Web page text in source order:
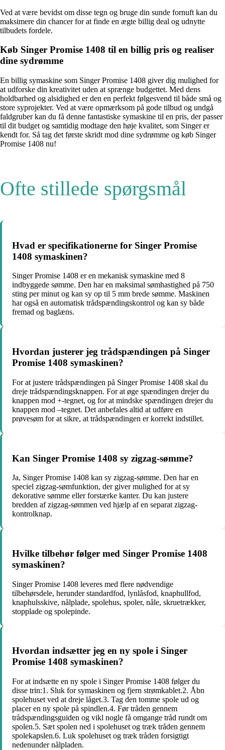
Ved at være bevidst om disse tegn og bruge din sunde fornuft kan du
maksimere din chancer for at finde en ægte billig deal og udnytte
tilbudets fordele.
Køb Singer Promise 1408 til en billig pris og realiser
dine sydrømme
En billig symaskine som Singer Promise 1408 giver dig mulighed for
at udforske din kreativitet uden at sprænge budgettet. Med dens
holdbarhed og alsidighed er den en perfekt følgesvend til både små og
store syprojekter. Ved at være opmærksom på gode tilbud og undgå
faldgruber kan du få denne fantastiske symaskine til en pris, der passer
til dit budget og samtidig modtage den høje kvalitet, som Singer er
kendt for. Så tag det første skridt mod dine sydrømme og køb Singer
Promise 1408 nu!
Ofte stillede spørgsmål
Hvad er specifikationerne for Singer Promise
1408 symaskinen?
Singer Promise 1408 er en mekanisk symaskine med 8
indbyggede sømme. Den har en maksimal sømhastighed på 750
sting per minut og kan sy op til 5 mm brede sømme. Maskinen
har også en automatisk trådspændingskontrol og kan sy både
fremad og baglæns.
Hvordan justerer jeg trådspændingen på Singer
Promise 1408 symaskinen?
For at justere trådspændingen på Singer Promise 1408 skal du
dreje trådspændingsknappen. For at øge spændingen drejer du
knappen mod +-tegnet, og for at mindske spændingen drejer du
knappen mod –tegnet. Det anbefales altid at udføre en
prøvesøm for at sikre, at trådspændingen er korrekt indstillet.
Kan Singer Promise 1408 sy zigzag-sømme?
Ja, Singer Promise 1408 kan sy zigzag-sømme. Den har en
speciel zigzag-sømfunktion, der giver mulighed for at sy
dekorative sømme eller forstærke kanter. Du kan justere
bredden af zigzag-sømmen ved hjælp af en separat zigzag-
kontrolknap.
Hvilke tilbehør følger med Singer Promise 1408
symaskinen?
Singer Promise 1408 leveres med flere nødvendige
tilbehørsdele, herunder standardfod, lynlåsfod, knaphullfod,
knaphulsskive, nålplade, spolehus, spoler, nåle, skruetrækker,
stopplade og spolepinde.
Hvordan indsætter jeg en ny spole i Singer
Promise 1408 symaskinen?
For at indsætte en ny spole i Singer Promise 1408 følger du
disse trin:1. Sluk for symaskinen og fjern strømkablet.2. Åbn
spolehuset ved at dreje låget.3. Tag den tomme spole ud og
placer en ny spole på spindlen.4. Før tråden gennem
trådspændingsguiden og vikl nogle få omgange tråd rundt om
spolen.5. Sæt spolen ned i spolehuset og træk tråden gennem
spolekapslen.6. Luk spolehuset og træk tråden forsigtigt
nedenunder nålpladen.